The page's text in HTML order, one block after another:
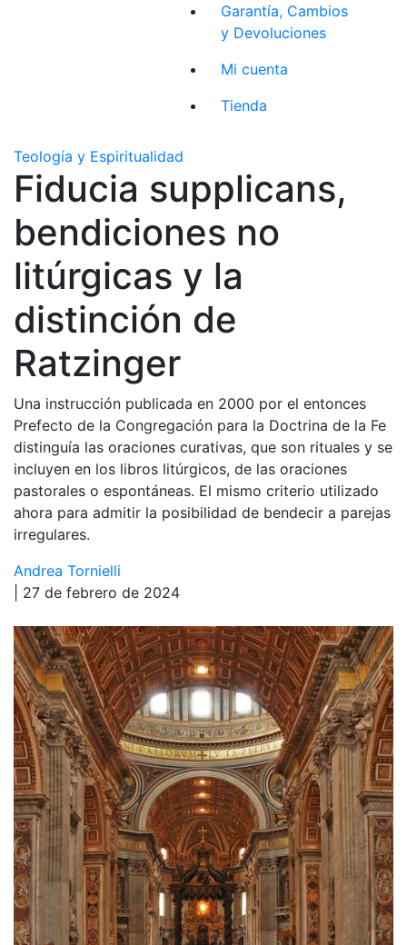
Garantía, Cambios
y Devoluciones
Mi cuenta
Tienda
Teología y Espiritualidad
Fiducia supplicans,
bendiciones no
litúrgicas y la
distinción de
Ratzinger
Una instrucción publicada en 2000 por el entonces
Prefecto de la Congregación para la Doctrina de la Fe
distinguía las oraciones curativas, que son rituales y se
incluyen en los libros litúrgicos, de las oraciones
pastorales o espontáneas. El mismo criterio utilizado
ahora para admitir la posibilidad de bendecir a parejas
irregulares.
Andrea Tornielli
| 27 de febrero de 2024